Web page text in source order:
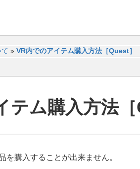
» VR内でのアイテム購入方法［Quest］
テム購入方法［
を購入することが出来ません。